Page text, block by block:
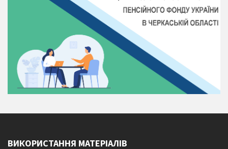
ВИКОРИСТАННЯ МАТЕРІАЛІВ